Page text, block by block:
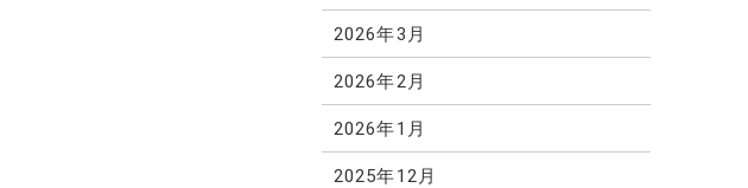
2026年3月
2026年2月
2026年1月
2025年12月